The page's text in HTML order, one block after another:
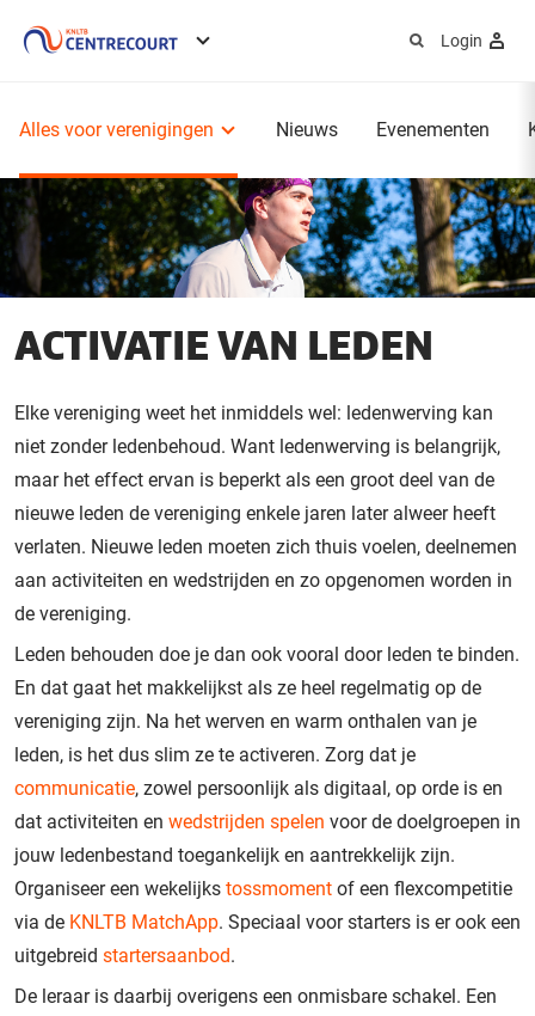
Login
Alles voor verenigingen Nieuws Evenementen
ACTIVATIE VAN LEDEN
Elke vereniging weet het inmiddels wel: ledenwerving kan
niet zonder ledenbehoud. Want ledenwerving is belangrijk,
maar het effect ervan is beperkt als een groot deel van de
nieuwe leden de vereniging enkele jaren later alweer heeft
verlaten. Nieuwe leden moeten zich thuis voelen, deelnemen
aan activiteiten en wedstrijden en zo opgenomen worden in
de vereniging.
Leden behouden doe je dan ook vooral door leden te binden.
En dat gaat het makkelijkst als ze heel regelmatig op de
vereniging zijn. Na het werven en warm onthalen van je
leden, is het dus slim ze te activeren. Zorg dat je
communicatie, zowel persoonlijk als digitaal, op orde is en
dat activiteiten en wedstrijden spelen voor de doelgroepen in
jouw ledenbestand toegankelijk en aantrekkelijk zijn.
Organiseer een wekelijks tossmoment of een flexcompetitie
via de KNLTB MatchApp. Speciaal voor starters is er ook een
uitgebreid startersaanbod.
De leraar is daarbij overigens een onmisbare schakel. Een